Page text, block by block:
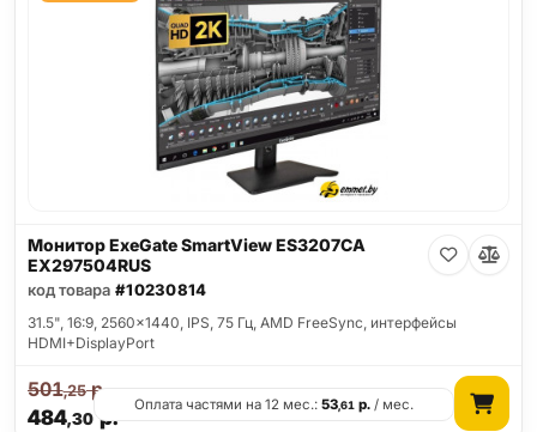
Монитор ExeGate SmartView ES3207CA
EX297504RUS
код товара #10230814
31.5", 16:9, 2560x1440, IPS, 75 Гц, AMD FreeSync, интерфейсы
HDMI+DisplayPort
484,30р.
501,25р.
Оплата частями на 12 мес.:53,61 р. / мес.